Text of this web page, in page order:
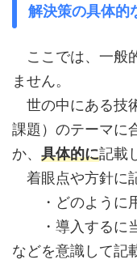
解決策の具体的
ここでは、一般
ません。
世の中にある技
課題）のテーマに
か、 具体的に記載
着眼点や方針に
・どのように
・導入するに当
などを意識して記